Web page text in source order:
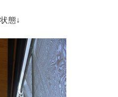
態↓